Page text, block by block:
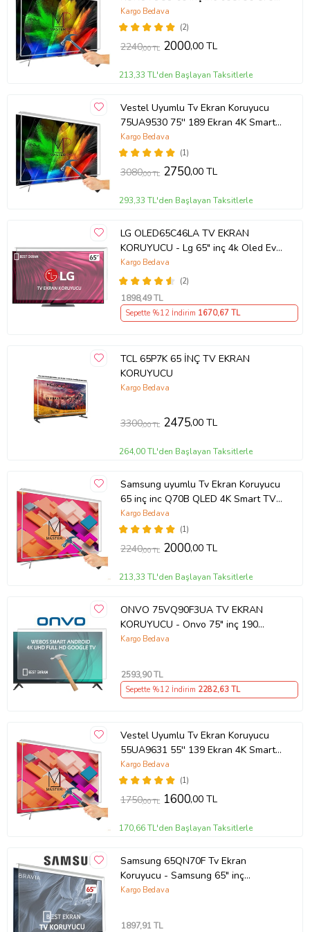
TCL QLED 4K TV
(2)
Kargo Bedava
2240,00 TL 2000,00 TL
213,33 TL'den Başlayan Taksitlerle
Vestel Uyumlu Tv Ekran Koruyucu
75UA9530 75'' 189 Ekran 4K Smart
Android TV
(1)
Kargo Bedava
3080,00 TL 2750,00 TL
293,33 TL'den Başlayan Taksitlerle
LG OLED65C46LA TV EKRAN
KORUYUCU - Lg 65" inç 4k Oled Evo
Ekran Koruyucu
(2)
Kargo Bedava
1898,49 TL
Sepette %12 İndirim 1670,67 TL
TCL 65P7K 65 İNÇ TV EKRAN
KORUYUCU
Kargo Bedava
3300,00 TL 2475,00 TL
264,00 TL'den Başlayan Taksitlerle
Samsung uyumlu Tv Ekran Koruyucu
65 inç inc Q70B QLED 4K Smart TV
(2022) QE65Q70BATXTK
(1)
Kargo Bedava
2240,00 TL 2000,00 TL
213,33 TL'den Başlayan Taksitlerle
ONVO 75VQ90F3UA TV EKRAN
KORUYUCU - Onvo 75" inç 190
Ekran QLED Şeffaf Koruma paneli
Kargo Bedava
2593,90 TL
Sepette %12 İndirim 2282,63 TL
Vestel Uyumlu Tv Ekran Koruyucu
55UA9631 55'' 139 Ekran 4K Smart
Android TV
(1)
Kargo Bedava
1750,00 TL 1600,00 TL
170,66 TL'den Başlayan Taksitlerle
Samsung 65QN70F Tv Ekran
Koruyucu - Samsung 65" inç
KIRILMAZ QLED KORUYUCU
Kargo Bedava
1897,91 TL